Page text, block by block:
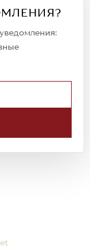
и